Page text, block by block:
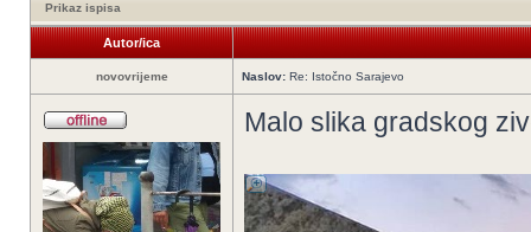
Prikaz ispisa
Autor/ica
novovrijeme Naslov: Re: Istočno Sarajevo
Malo slika gradskog